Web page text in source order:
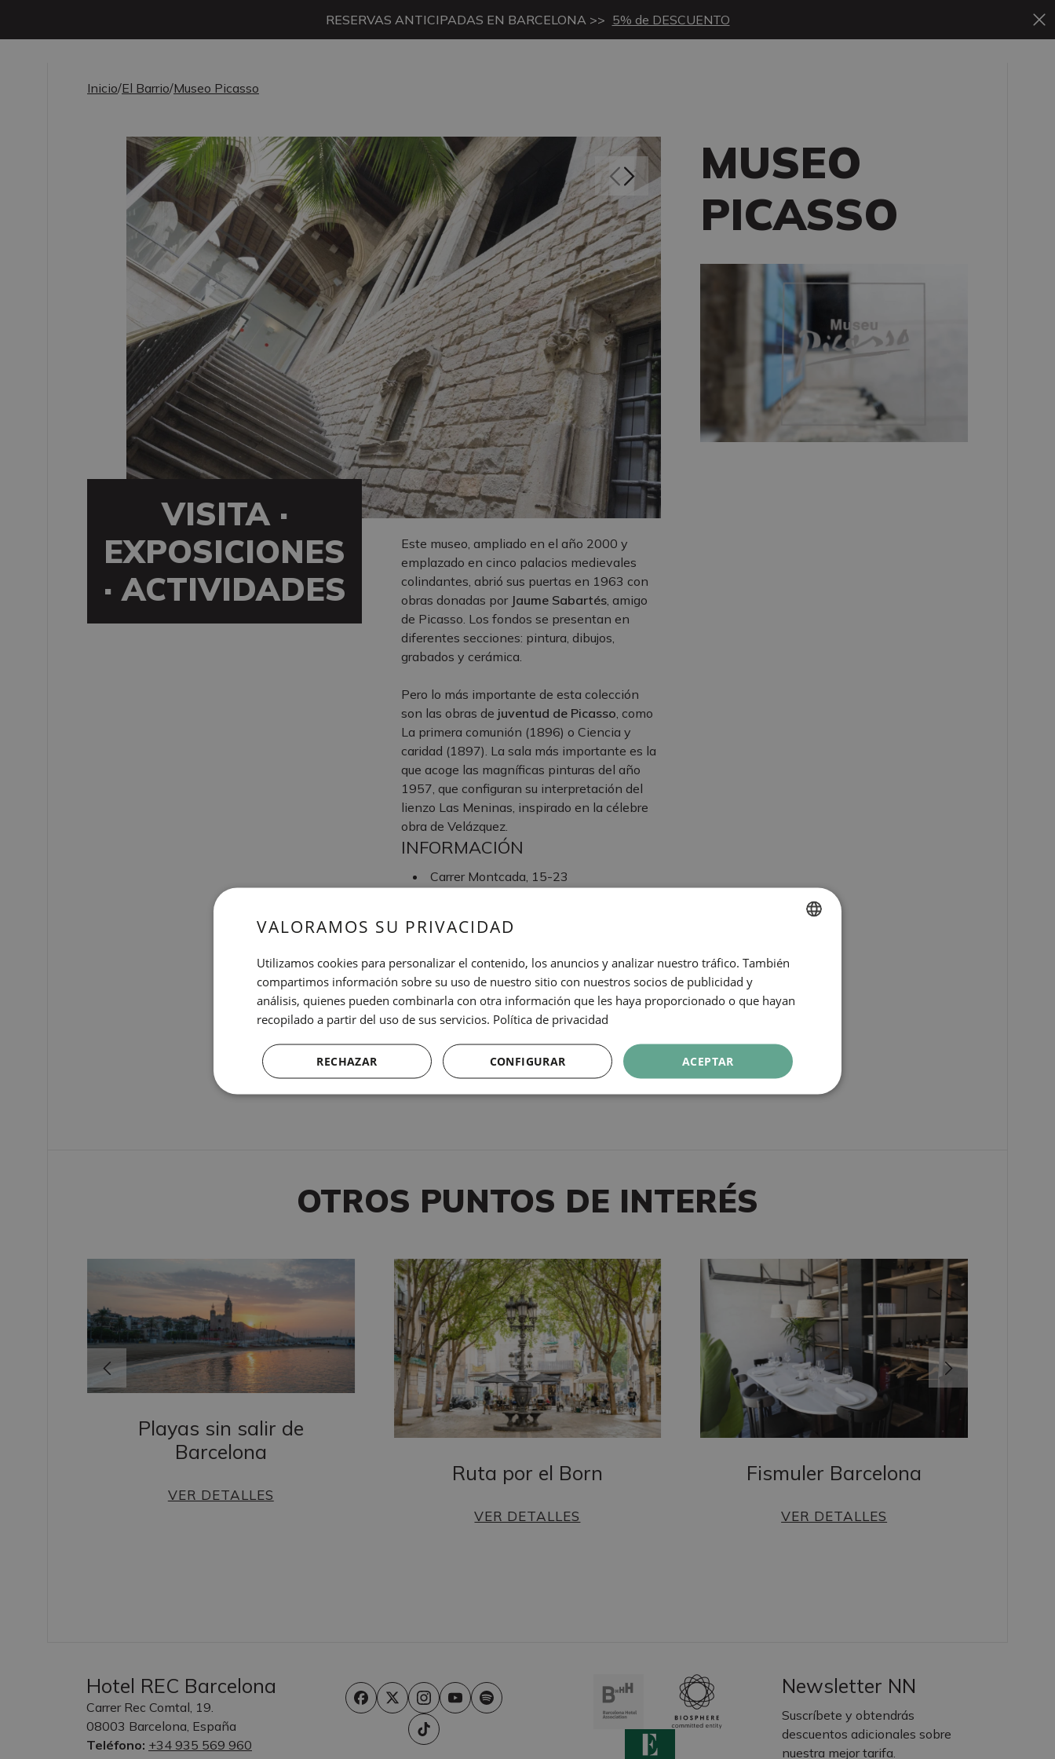
RESERVAS ANTICIPADAS EN BARCELONA >> 5% de DESCUENTO
Inicio/El Barrio/Museo Picasso
VISITA ·
EXPOSICIONES
· ACTIVIDADES
Este museo, ampliado en el año 2000 y
emplazado en cinco palacios medievales
colindantes, abrió sus puertas en 1963 con
obras donadas por Jaume Sabartés, amigo
de Picasso. Los fondos se presentan en
diferentes secciones: pintura, dibujos,
grabados y cerámica.
Pero lo más importante de esta colección
son las obras de juventud de Picasso, como
La primera comunión (1896) o Ciencia y
caridad (1897). La sala más importante es la
que acoge las magníficas pinturas del año
1957, que configuran su interpretación del
lienzo Las Meninas, inspirado en la célebre
obra de Velázquez.
INFORMACIÓN
Carrer Montcada, 15-23
L4: Jaume I
TAGS
Cultura
MUSEO PICASSO
MUSEO
PICASSO
OTROS PUNTOS DE INTERÉS
Playas sin salir de
Barcelona
VER DETALLES
Ruta por el Born
VER DETALLES
Fismuler Barcelona
VER DETALLES
Hotel REC Barcelona
Carrer Rec Comtal, 19.
08003 Barcelona, España
Teléfono: +34 935 569 960
Newsletter NN
Suscríbete y obtendrás
descuentos adicionales sobre
nuestra mejor tarifa.
CATALAN
FRENCH
ITALIAN
VALORAMOS SU PRIVACIDAD
Utilizamos cookies para personalizar el contenido, los anuncios y analizar nuestro tráfico. También
compartimos información sobre su uso de nuestro sitio con nuestros socios de publicidad y
análisis, quienes pueden combinarla con otra información que les haya proporcionado o que hayan
recopilado a partir del uso de sus servicios. Política de privacidad
ACEPTAR
RECHAZAR CONFIGURAR